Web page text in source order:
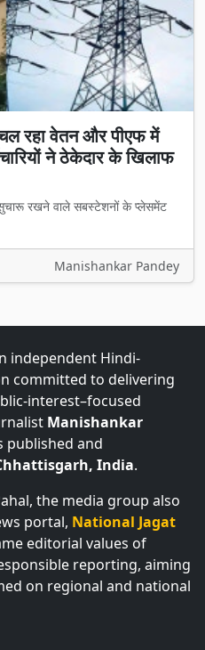
रहा वेतन और पीएफ में
ने ठेकेदार के खिलाफ
रखने वाले सबस्टेशनों के प्लेसमेंट
Manishankar Pandey
independent Hindi-
committed to delivering
interest–focused
Manishankar
published and
India.
the media group also
portal, National Jagat
editorial values of
reporting, aiming
on regional and national